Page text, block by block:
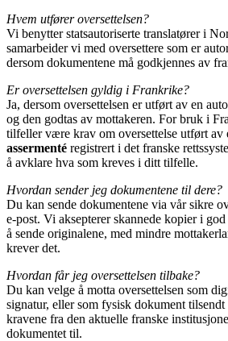
Hvem utfører oversettelsen?
Vi benytter statsautoriserte translatører i
samarbeider vi med oversettere som er
dersom dokumentene må godkjennes av
Er oversettelsen gyldig i Frankrike?
Ja, dersom oversettelsen er utført av en
og den godtas av mottakeren. For bruk i
tilfeller være krav om oversettelse utført av
assermenté registrert i det franske
å avklare hva som kreves i ditt tilfelle.
Hvordan sender jeg dokumentene til dere?
Du kan sende dokumentene via vår sikre
e-post. Vi aksepterer skannede kopier i
å sende originalene, med mindre
krever det.
Hvordan får jeg oversettelsen tilbake?
Du kan velge å motta oversettelsen som
signatur, eller som fysisk dokument
kravene fra den aktuelle franske
dokumentet til.